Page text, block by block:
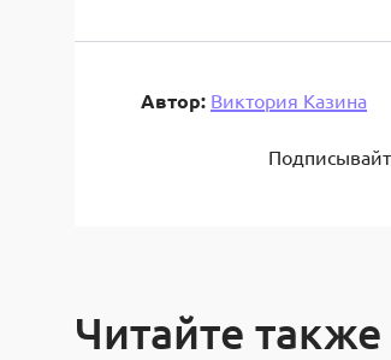
Автор: Виктория Казина
Читайте также